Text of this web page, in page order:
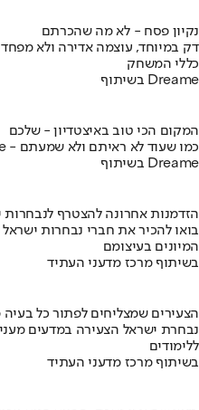
נקיון פסח - לא מה שהכרתם
דק במיוחד, עוצמה אדירה ולא
כללי המשחק
בשיתוף Dreame
המקום הכי טוב באיצטדיון - שלכם
המונדיאל עם מסכי Dreame - כמו שעוד לא ראיתם ולא שמעתם
בשיתוף Dreame
הזדמנות אחרונה להצטרף לנבחרות
בואו להכיר את חברי נבחרות
המיונים בעיצומם
בשיתוף מרכז מדעני העתיד
הצעירים שמצליחים לפתור כל
נבחרת ישראל הצעירה במדעים
ללימודים
בשיתוף מרכז מדעני העתיד